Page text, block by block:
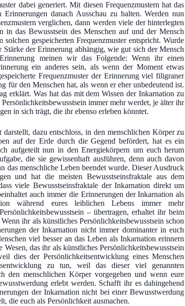
dabei generiert. Mit diesen Frequenzmustern hat das
danach Ausschau zu halten. Werden nun
verglichen, dann werden viele der hinterlegten
in das Bewusstsein des Menschen auf und der Mensch
gespeicherten Frequenzmuster entspricht. Wurde
der Erinnerung abhängig, wie gut sich der Mensch
meinen wir das Folgende: Wenn ihr einen
ein anderes sein, als wenn der Moment etwas
Frequenzmuster der Erinnerung viel filigraner
für den Menschen hat, als wenn er eher unbedeutend ist.
erklärt. Was hat das mit dem Wissen der Inkarnation zu
immer mehr werdet, je älter ihr
in sich trägt, die ihr ebenso erleben könntet.
dazu entschloss, in den menschlichen Körper zu
auf der Erde durch die Gegend befördert, hat es ein
aufgeteilt nun in den Energiekörpern um euch herum
die sie gewissenhaft ausführen, denn auch davon
das menschliche Leben beendet wurde. Dieser Ausdruck
und hat die meisten Bewusstseinsfraktale aus dem
viele Bewusstseinsfraktale der Inkarnation direkt um
auch immer die Erinnerungen der Inkarnation als
während eures leiblichen Lebens immer mehr
– übertragen, erhaltet ihr beim
ihr als künstliches Persönlichkeitsbewusstsein schon
der Inkarnation nicht immer dominanter in euch
viel besser an das Leben als Inkarnation erinnern
das ihr als künstliches Persönlichkeitsbewusstsein
dies der Persönlichkeitsentwicklung eines Menschen
zu tun, weil das dieser viel genannten
den menschlichen Körper vorgegeben und wenn eure
erlebt werden. Schafft ihr es dahingehend
der Inkarnation nicht bei einer Bewusstwerdung
die euch als Persönlichkeit ausmachen.